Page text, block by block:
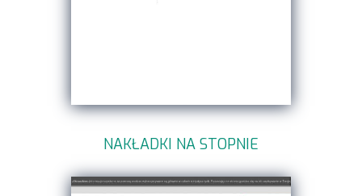
NAKŁADKI NA STOPNIE